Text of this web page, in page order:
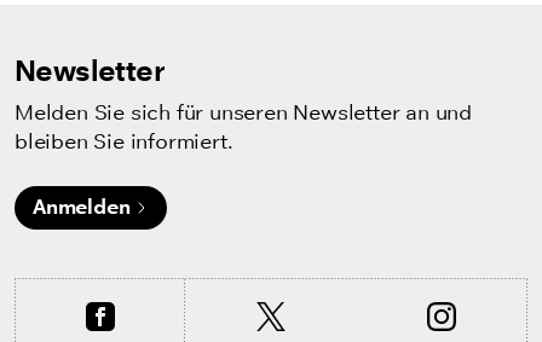
Newsletter
Melden Sie sich für unseren Newsletter an und
bleiben Sie informiert.
Anmelden